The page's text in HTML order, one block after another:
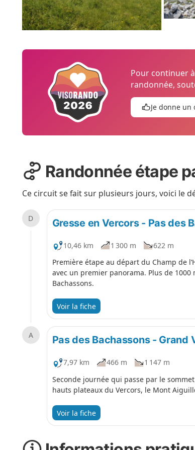
Pour continuer
randonnée,
Je donne un
Randonnée étape
Ce circuit se fait sur plusieurs jours, voici le
D Gresse en Vercors - Pas des
10,46 km 1 300 m
622 m
Première étape au départ du Champ de
avec un premier panorama. Plus de
Bachassons.
Voir la fiche
A Pas des Bachassons -
7,97 km 466 m
1 147 m
Seconde journée qui passe par le
hauts plateaux du Vercors, le Mont
Voir la fiche